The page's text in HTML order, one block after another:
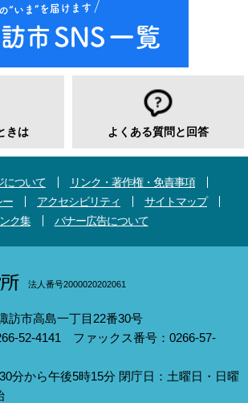
きは よくある質問と回答
について
リンク・著作権・免責事項
ー
アクセシビリティ
サイトマップ
ク集
バナー広告について
法人番号2000020202061
訪市高島一丁目22番30号
52-4141 ファックス番号：0266-57-
分から午後5時15分 閉庁日：土曜日・日曜